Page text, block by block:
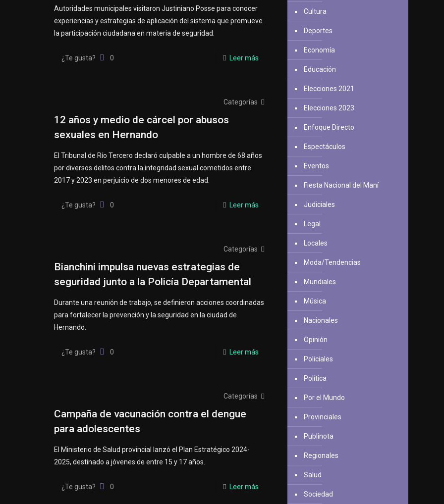
Autoridades municipales visitaron Justiniano Posse para conocer
experiencias y estrategias de aplicación del sistema que promueve
la participación ciudadana en materia de seguridad.
¿Te gusta? 0 Leer más
Categorías
12 años y medio de cárcel por abusos
sexuales en Hernando
El Tribunal de Río Tercero declaró culpable a un hombre de 68 años
por diversos delitos contra la integridad sexual cometidos entre
2017 y 2023 en perjuicio de dos menores de edad.
¿Te gusta? 0 Leer más
Categorías
Bianchini impulsa nuevas estrategias de
seguridad junto a la Policía Departamental
Durante una reunión de trabajo, se definieron acciones coordinadas
para fortalecer la prevención y la seguridad en la ciudad de
Hernando.
¿Te gusta? 0 Leer más
Categorías
Campaña de vacunación contra el dengue
para adolescentes
El Ministerio de Salud provincial lanzó el Plan Estratégico 2024-
2025, destinado a jóvenes de entre 15 y 17 años.
¿Te gusta? 0 Leer más
Cultura
Deportes
Economía
Educación
Elecciones 2021
Elecciones 2023
Enfoque Directo
Espectáculos
Eventos
Fiesta Nacional del Maní
Judiciales
Legal
Locales
Moda/Tendencias
Mundiales
Música
Nacionales
Opinión
Policiales
Política
Por el Mundo
Provinciales
Publinota
Regionales
Salud
Sociedad